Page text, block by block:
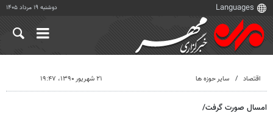
دوشنبه ۱۹ مرداد ۱۴۰۵
اقتصاد سایر حوزه ها ۲۱ شهریور ۱۳۹۰، ۱۹:۴۷
امسال صورت گرفت/